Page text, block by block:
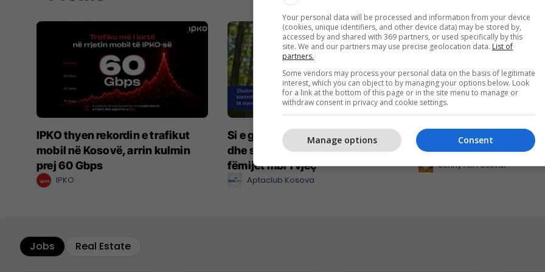
IPKO thyen rekordin e trafikut
mobil në Kosovë, arrin kulmin
prej 60 Gbps
IPKO
Si e garanton Aptamil cilësinë
dhe sigurinë e produkteve për
fëmijët mbi 1 vjeç
Aptaclub Kosova
Përjetojeni Sunny Hill
2026 me energjinë e
Sunny Hill Festival
Jobs Real Estate
Your personal data will be processed and information from your device
(cookies, unique identifiers, and other device data) may be stored by,
accessed by and shared with 369 partners, or used specifically by this
site. We and our partners may use precise geolocation data. List of
partners.
Some vendors may process your personal data on the basis of legitimate
interest, which you can object to by managing your options below. Look
for a link at the bottom of this page or in the site menu to manage or
withdraw consent in privacy and cookie settings.
Consent
Manage options